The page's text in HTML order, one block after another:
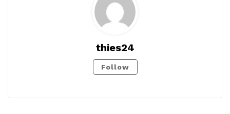
thies24
Follow